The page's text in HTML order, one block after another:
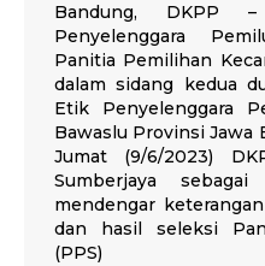
Bandung, DKPP –
Penyelenggara
Panitia Pemilihan
dalam sidang kedua
Etik Penyelenggara
Bawaslu Provinsi Jawa
Jumat (9/6/2023)
Sumberjaya
mendengar
dan hasil seleksi
(PPS)